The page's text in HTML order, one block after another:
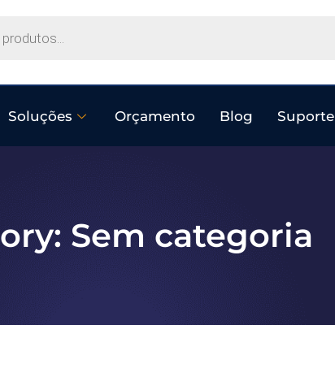
Soluções Orçamento Blog Suporte
Sem categoria